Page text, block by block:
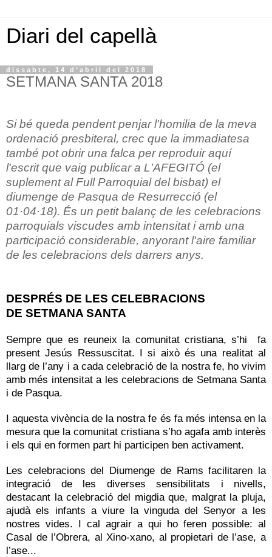
Diari del capellà
dissabte, 14 d’abril del 2018
SETMANA SANTA 2018
Si bé queda pendent penjar l'homilia de la meva
ordenació presbiteral, crec que la immadiatesa
també pot obrir una falca per reproduir aquí
l'escrit que vaig publicar a L'AFEGITÓ (el
suplement al Full Parroquial del bisbat) el
diumenge de Pasqua de Resurrecció (el
01·04·18). És un petit balanç de les celebracions
parroquials viscudes amb intensitat i amb una
participació considerable, anyorant l'aire familiar
de les celebracions dels darrers anys.
DESPRÉS DE LES CELEBRACIONS
DE SETMANA SANTA
Sempre que es reuneix la comunitat cristiana, s’hi fa
present Jesús Ressuscitat. I si això és una realitat al
llarg de l’any i a cada celebració de la nostra fe, ho vivim
amb més intensitat a les celebracions de Setmana Santa
i de Pasqua.
I aquesta vivència de la nostra fe és fa més intensa en la
mesura que la comunitat cristiana s’ho agafa amb interès
i els qui en formen part hi participen ben activament.
Les celebracions del Diumenge de Rams facilitaren la
integració de les diverses sensibilitats i nivells,
destacant la celebració del migdia que, malgrat la pluja,
ajudà els infants a viure la vinguda del Senyor a les
nostres vides. I cal agrair a qui ho feren possible: al
Casal de l’Obrera, al Xino-xano, al propietari de l’ase, a
l’ase...